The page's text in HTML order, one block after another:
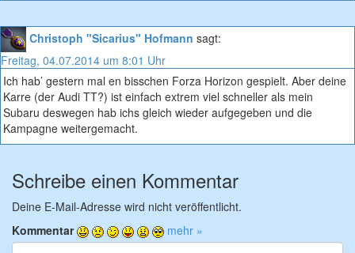
Christoph "Sicarius" Hofmann sagt:
Freitag, 04.07.2014 um 8:01 Uhr
Ich hab’ gestern mal en bisschen Forza Horizon gespielt. Aber deine
Karre (der Audi TT?) ist einfach extrem viel schneller als mein
Subaru deswegen hab ichs gleich wieder aufgegeben und die
Kampagne weitergemacht.
Schreibe einen Kommentar
Deine E-Mail-Adresse wird nicht veröffentlicht.
Kommentar
mehr »